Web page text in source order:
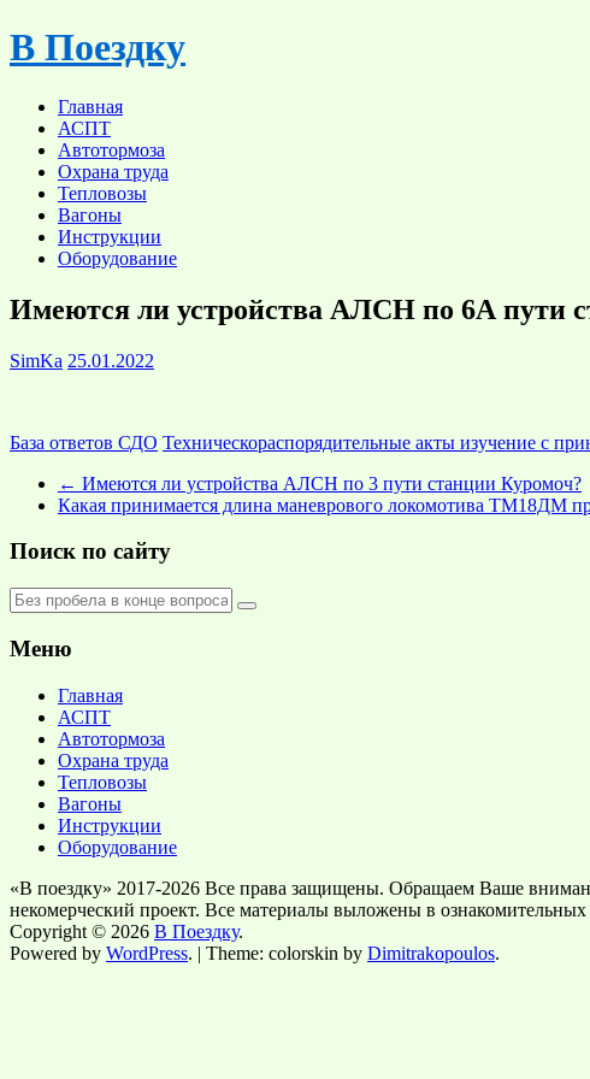
Skip
to
В Поездку
Главная
АСПТ
Автотормоза
Охрана труда
Тепловозы
Вагоны
Инструкции
Оборудование
Имеются ли устройства АЛСН по 6А пути
SimKa 25.01.2022
База ответов СДО Техническораспорядительные акты изучение с
← Имеются ли устройства АЛСН по 3 пути станции Куромоч?
Какая принимается длина маневрового локомотива ТМ18ДМ
Поиск по сайту
Меню
Главная
АСПТ
Автотормоза
Охрана труда
Тепловозы
Вагоны
Инструкции
Оборудование
«В поездку» 2017-2026 Все права защищены. Обращаем Ваше
некомерческий проект. Все материалы выложены в ознакомительных
Copyright © 2026 В Поездку.
Powered by WordPress. | Theme: colorskin by Dimitrakopoulos.